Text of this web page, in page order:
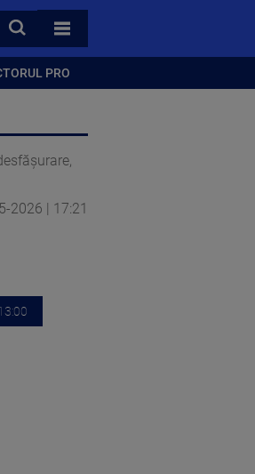
CAUTA
TOATE CATEGORIILE
PRO
2026 | 17:21